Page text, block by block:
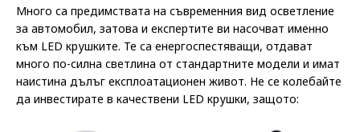
Много са предимствата на съвременния вид осветление
за автомобил, затова и експертите ви насочват именно
към LED крушките. Те са енергоспестяващи, отдават
много по-силна светлина от стандартните модели и имат
наистина дълъг експлоатационен живот. Не се колебайте
да инвестирате в качествени LED крушки, защото: